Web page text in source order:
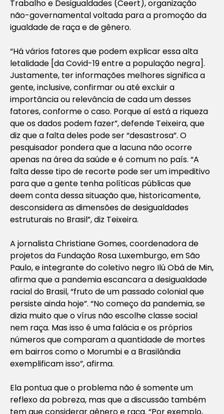
Trabalho e Desigualdades (Ceert), organização
não-governamental voltada para a promoção da
igualdade de raça e de gênero.
“Há vários fatores que podem explicar essa alta
letalidade [da Covid-19 entre a população negra].
Justamente, ter informações melhores significa a
gente, inclusive, confirmar ou até excluir a
importância ou relevância de cada um desses
fatores, conforme o caso. Porque aí está a riqueza
que os dados podem fazer”, defende Teixeira, que
diz que a falta deles pode ser “desastrosa”. O
pesquisador pondera que a lacuna não ocorre
apenas na área da saúde e é comum no país. “A
falta desse tipo de recorte pode ser um impeditivo
para que a gente tenha políticas públicas que
deem conta dessa situação que, historicamente,
desconsidera as dimensões de desigualdades
estruturais no Brasil”, diz Teixeira.
A jornalista Christiane Gomes, coordenadora de
projetos da Fundação Rosa Luxemburgo, em São
Paulo, e integrante do coletivo negro Ilú Obá de Min,
afirma que a pandemia escancara a desigualdade
racial do Brasil, “fruto de um passado colonial que
persiste ainda hoje”. “No começo da pandemia, se
dizia muito que o vírus não escolhe classe social
nem raça. Mas isso é uma falácia e os próprios
números que comparam a quantidade de mortes
em bairros como o Morumbi e a Brasilândia
exemplificam isso”, afirma.
Ela pontua que o problema não é somente um
reflexo da pobreza, mas que a discussão também
tem que considerar gênero e raça. “Por exemplo,